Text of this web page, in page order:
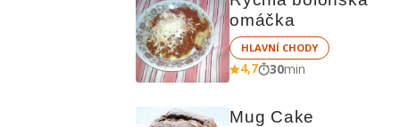
omáčka
HLAVNÍ CHODY
4,7 30min
Mug Cake